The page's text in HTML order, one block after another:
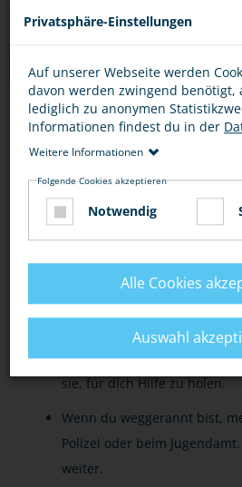
TIPPS
SOFORTMASSNAHMEN HILFE
In einer Notsituation rufe die
Wenn du eingeschlossen
und versuche, auf dich
Nutze Situationen, in denen
Hilfe zu holen: einkaufen
gehen, zum Arzt gehen.
Lasse andere wissen, wie
sie, für dich Hilfe zu holen.
Wenn du weggerannt bist,
Polizei oder beim
weiter.
Privatsphäre-Einstellungen
Auf unserer Webseite werden
davon werden zwingend benötigt,
lediglich zu anonymen
Informationen findest du in der
Weitere Informationen
Folgende Cookies akzeptieren
Notwendig
Alle Cookies
Auswahl